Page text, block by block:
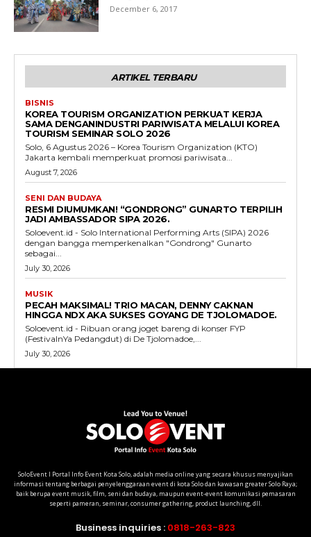
December 6, 2017
ARTIKEL TERBARU
BISNIS
KOREA TOURISM ORGANIZATION PERKUAT KERJA
SAMA DENGANINDUSTRI PARIWISATA MELALUI KOREA
TOURISM SEMINAR SOLO 2026
Solo, 6 Agustus 2026 – Korea Tourism Organization (KTO)
Jakarta kembali memperkuat promosi pariwisata...
August 7, 2026
SENI DAN BUDAYA
RESMI DIUMUMKAN! “GONDRONG” GUNARTO TERPILIH
JADI AMBASSADOR SIPA 2026.
Soloevent.id - Solo International Performing Arts (SIPA) 2026
dengan bangga memperkenalkan "Gondrong" Gunarto
sebagai...
July 30, 2026
MUSIK
PECAH MAKSIMAL! TRIO MACAN, DENNY CAKNAN
HINGGA NDX AKA SUKSES GOYANG DE TJOLOMADOE.
Soloevent.id - Ribuan orang joget bareng di konser FYP
(FestivalnYa Pedangdut) di De Tjolomadoe,...
July 30, 2026
SoloEvent I Portal Info Event Kota Solo, adalah media online yang secara khusus menyajikan
informasi tentang berbagai penyelenggaraan event di kota Solo dan kawasan greater Solo Raya;
baik berupa event musik, film, seni dan budaya, maupun event-event komunikasi pemasaran
seperti pameran, seminar, consumer gathering, product launching, dll.
Business inquiries : 0818-263-823